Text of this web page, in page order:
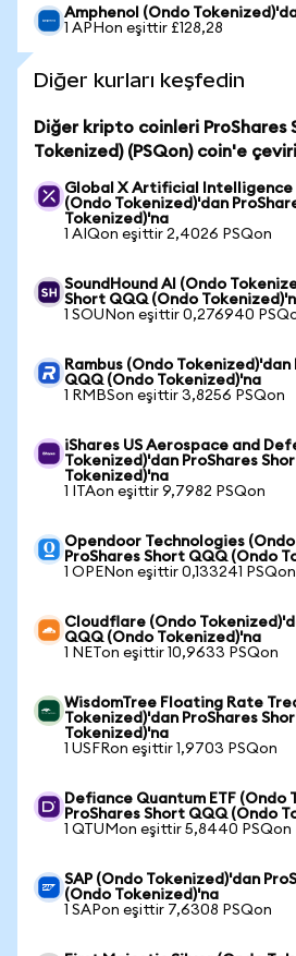
Amphenol (Ondo
1 APHon eşittir £128,28
Diğer kurları keşfedin
Diğer kripto coinleri ProShares
Tokenized) (PSQon) coin'e
Global X Artificial Intelligence
(Ondo Tokenized)'dan
Tokenized)'na
1 AIQon eşittir 2,4026 PSQon
SoundHound AI (Ondo
Short QQQ (Ondo
1 SOUNon eşittir 0,276940
Rambus (Ondo
QQQ (Ondo Tokenized)'na
1 RMBSon eşittir 3,8256 PSQon
iShares US Aerospace and
Tokenized)'dan ProShares
Tokenized)'na
1 ITAon eşittir 9,7982 PSQon
Opendoor Technologies
ProShares Short QQQ (Ondo
1 OPENon eşittir 0,133241 PSQon
Cloudflare (Ondo
QQQ (Ondo Tokenized)'na
1 NETon eşittir 10,9633 PSQon
WisdomTree Floating Rate
Tokenized)'dan ProShares
Tokenized)'na
1 USFRon eşittir 1,9703 PSQon
Defiance Quantum ETF (Ondo
ProShares Short QQQ (Ondo
1 QTUMon eşittir 5,8440 PSQon
SAP (Ondo Tokenized)'dan
(Ondo Tokenized)'na
1 SAPon eşittir 7,6308 PSQon